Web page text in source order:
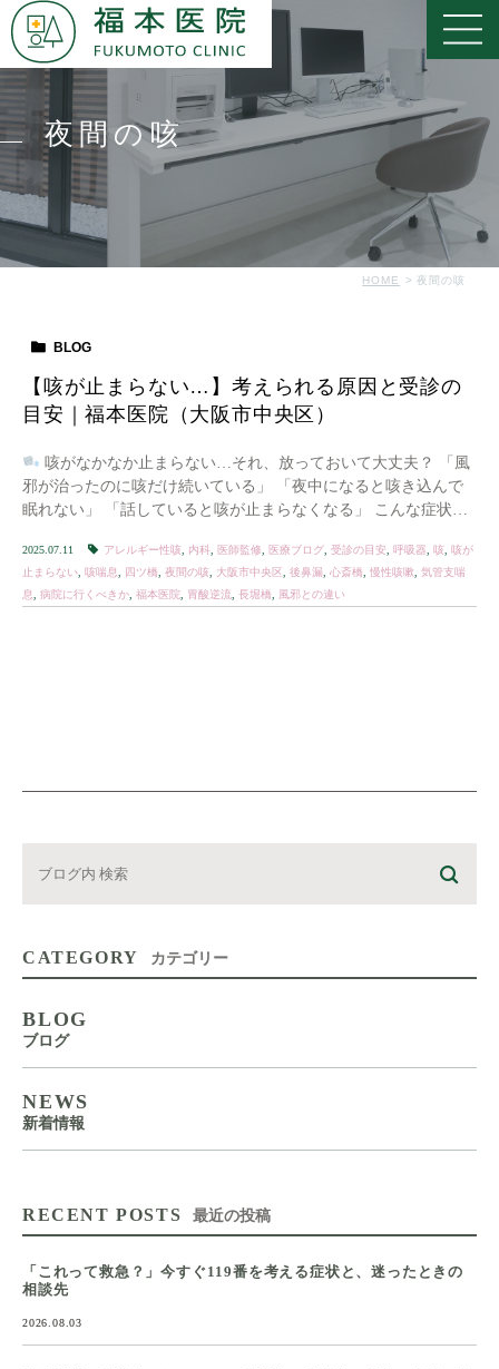
夜間の咳
HOME 夜間の咳
BLOG
【咳が止まらない…】考えられる原因と受診の
目安｜福本医院（大阪市中央区）
咳がなかなか止まらない…それ、放っておいて大丈夫？ 「風
邪が治ったのに咳だけ続いている」 「夜中になると咳き込んで
眠れない」 「話していると咳が止まらなくなる」 こんな症状で
2025.07.11 アレルギー性咳 内科 医師監修 医療ブログ 受診の目安 呼吸器 咳 咳が
止まらない
咳喘息 四ツ橋 夜間の咳 大阪市中央区 後鼻漏 心斎橋 慢性咳嗽
気管支喘
息
病院に行くべきか 福本医院 胃酸逆流 長堀橋 風邪との違い
CATEGORY カテゴリー
BLOG
ブログ
NEWS
新着情報
RECENT POSTS 最近の投稿
「これって救急？」今すぐ119番を考える症状と、迷ったときの
相談先
2026.08.03